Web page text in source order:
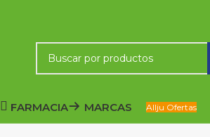
FARMACIA MARCAS Allju Ofertas